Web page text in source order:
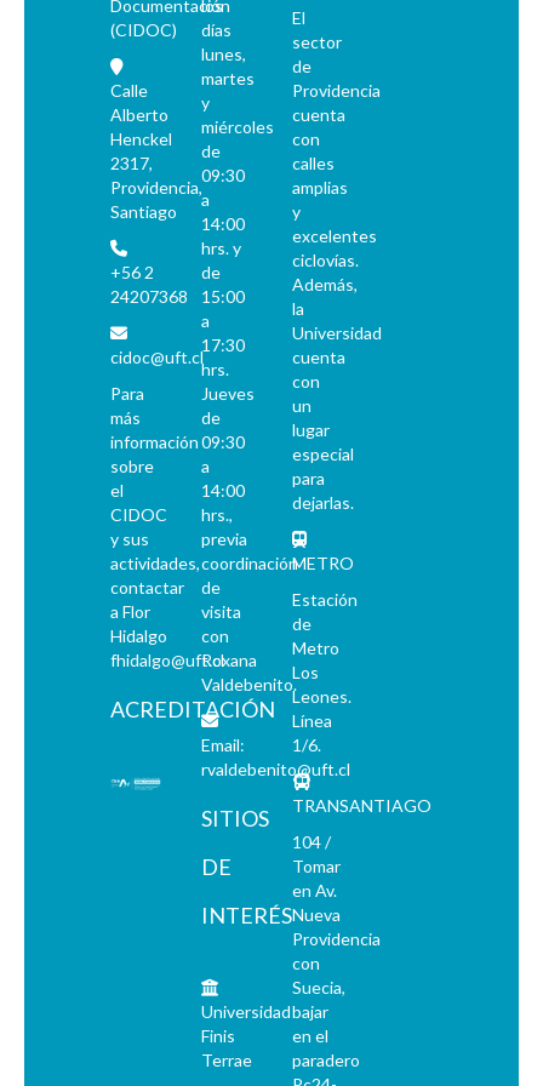
RKV - Roberto Tomás Kelly Vásquez
RVA - Rafael Valdivieso Ariztía
AMP - Alfonso Marquéz de la Plata Yrarrázaval
FMA - Fernando Matthei Aubel
Documentación
(CIDOC)
Calle
Alberto
Henckel
2317,
Providencia,
Santiago
+56 2
24207368
cidoc@uft.cl
Para
más
información
sobre
el
CIDOC
y sus
actividades,
contactar
a Flor
Hidalgo
fhidalgo@uft.cl
ACREDITACIÓN
los
días
lunes,
martes
y
miércoles
de
09:30
a
14:00
hrs. y
de
15:00
a
17:30
hrs.
Jueves
de
09:30
a
14:00
hrs.,
previa
coordinación
de
visita
con
Roxana
Valdebenito.
Email:
rvaldebenito@uft.cl
SITIOS
DE
INTERÉS
Universidad
Finis
Terrae
El
sector
de
Providencia
cuenta
con
calles
amplias
y
excelentes
ciclovías.
Además,
la
Universidad
cuenta
con
un
lugar
especial
para
dejarlas.
METRO
Estación
de
Metro
Los
Leones.
Línea
1/6.
TRANSANTIAGO
104 /
Tomar
en Av.
Nueva
Providencia
con
Suecia,
bajar
en el
paradero